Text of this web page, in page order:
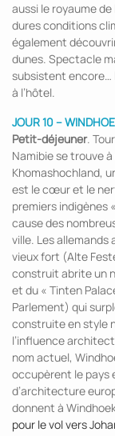
aussi le royaume
dures conditions
également
dunes. Spectacle
subsistent encore…
à l’hôtel.
JOUR 10 –
Petit-déjeuner.
Namibie se trouve
Khomashochland,
est le cœur et le
premiers indigènes
cause des
ville. Les
vieux fort (Alte
construit abrite un
et du « Tinten
Parlement) qui
construite en style
l’influence
nom actuel,
occupèrent le pays
d’architecture
donnent à
pour le vol vers